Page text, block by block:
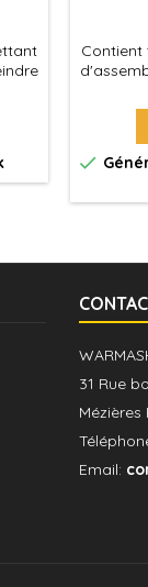
et à

31 Rue
Mézières
Email: